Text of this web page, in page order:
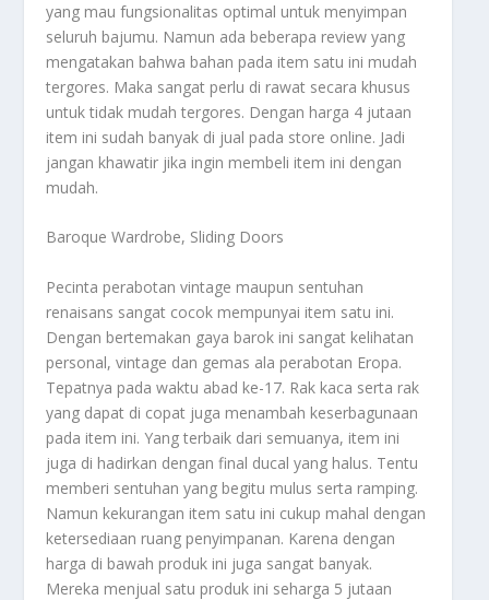
yang mau fungsionalitas optimal untuk menyimpan
seluruh bajumu. Namun ada beberapa review yang
mengatakan bahwa bahan pada item satu ini mudah
tergores. Maka sangat perlu di rawat secara khusus
untuk tidak mudah tergores. Dengan harga 4 jutaan
item ini sudah banyak di jual pada store online. Jadi
jangan khawatir jika ingin membeli item ini dengan
mudah.
Baroque Wardrobe, Sliding Doors
Pecinta perabotan vintage maupun sentuhan
renaisans sangat cocok mempunyai item satu ini.
Dengan bertemakan gaya barok ini sangat kelihatan
personal, vintage dan gemas ala perabotan Eropa.
Tepatnya pada waktu abad ke-17. Rak kaca serta rak
yang dapat di copat juga menambah keserbagunaan
pada item ini. Yang terbaik dari semuanya, item ini
juga di hadirkan dengan final ducal yang halus. Tentu
memberi sentuhan yang begitu mulus serta ramping.
Namun kekurangan item satu ini cukup mahal dengan
ketersediaan ruang penyimpanan. Karena dengan
harga di bawah produk ini juga sangat banyak.
Mereka menjual satu produk ini seharga 5 jutaan